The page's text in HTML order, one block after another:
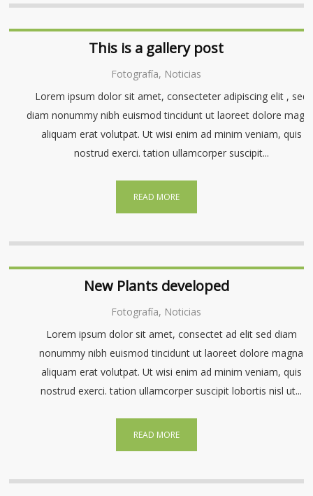
This is a gallery post
Fotografía, Noticias
Lorem ipsum dolor sit amet, consecteter adipiscing elit , sed
diam nonummy nibh euismod tincidunt ut laoreet dolore
aliquam erat volutpat. Ut wisi enim ad minim veniam, quis
nostrud exerci. tation ullamcorper suscipit...
READ MORE
New Plants developed
Fotografía, Noticias
Lorem ipsum dolor sit amet, consectet ad elit sed diam
nonummy nibh euismod tincidunt ut laoreet dolore magna
aliquam erat volutpat. Ut wisi enim ad minim veniam, quis
nostrud exerci. tation ullamcorper suscipit lobortis nisl ut...
READ MORE